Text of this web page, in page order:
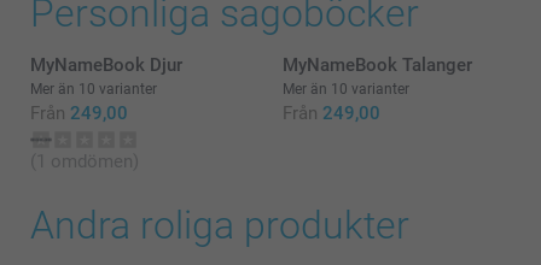
Personliga sagoböcker
MyNameBook Djur
Mer än 10 varianter
Från 249,00
(1 omdömen)
MyNameBook Talanger
Mer än 10 varianter
Från 249,00
Andra roliga produkter